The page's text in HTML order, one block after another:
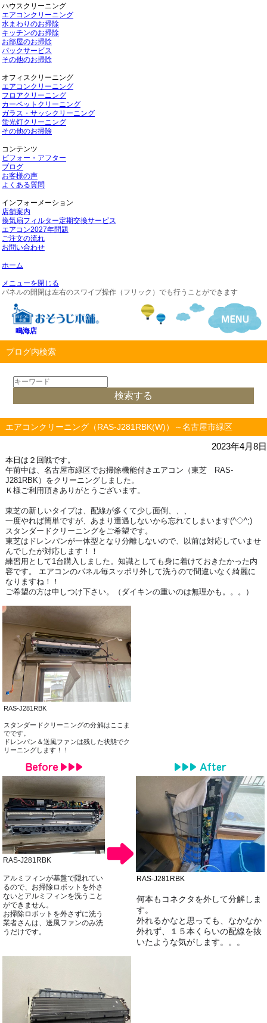
ハウスクリーニング
エアコンクリーニング
水まわりのお掃除
キッチンのお掃除
お部屋のお掃除
パックサービス
その他のお掃除
オフィスクリーニング
エアコンクリーニング
フロアクリーニング
カーペットクリーニング
ガラス・サッシクリーニング
蛍光灯クリーニング
その他のお掃除
コンテンツ
ビフォー・アフター
ブログ
お客様の声
よくある質問
インフォーメーション
店舗案内
換気扇フィルター定期交換サービス
エアコン2027年問題
ご注文の流れ
お問い合わせ
ホーム
メニューを閉じる
パネルの開閉は左右のスワイプ操作（フリック）でも行うことができます
鳴海店
ブログ内検索
エアコンクリーニング（RAS-J281RBK(W)）～名古屋市緑区
2023年4月8日
本日は２回戦です。
午前中は、名古屋市緑区でお掃除機能付きエアコン（東芝 RAS-
J281RBK）をクリーニングしました。
Ｋ様ご利用頂きありがとうございます。
東芝の新しいタイプは、配線が多くて少し面倒、、、
一度やれば簡単ですが、あまり遭遇しないから忘れてしまいます(^◇^;)
スタンダードクリーニングをご希望です。
東芝は ドレンパンが一体型となり分離しないので、以前は対応していませ
んでしたが対応します！！
練習用として1台購入しました。知識としても身に着けておきたかった内
容です。 エアコンのパネル毎スッポリ外して洗うので間違いなく綺麗に
なりますね！！
ご希望の方は申しつけ下さい。（ダイキンの重いのは無理かも。。。）
RAS-J281RBK
スタンダードクリーニングの分解はここま
でです。
ドレンパン＆送風ファンは残した状態でク
リーニングします！！
RAS-J281RBK
アルミフィンが基盤で隠れてい
るので、お掃除ロボットを外さ
ないとアルミフィンを洗うこと
ができません。
お掃除ロボットを外さずに洗う
業者さんは、送風ファンのみ洗
うだけです。
RAS-J281RBK
何本もコネクタを外して分解しま
す。
外れるかなと思っても、なかなか
外れず、１５本くらいの配線を抜
いたような気がします。。。